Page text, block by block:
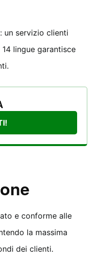
: un servizio clienti
lingue garantisce
e conforme alle
la massima
dei clienti.